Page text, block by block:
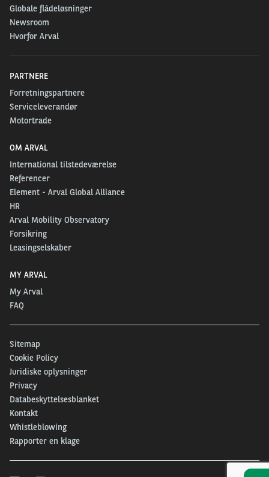
Globale flådeløsninger
Newsroom
Hvorfor Arval
PARTNERE
Forretningspartnere
Serviceleverandør
Motortrade
OM ARVAL
International tilstedeværelse
Referencer
Element - Arval Global Alliance
HR
Arval Mobility Observatory
Forsikring
Leasingselskaber
MY ARVAL
My Arval
FAQ
Sitemap
Cookie Policy
Juridiske oplysninger
Privacy
Databeskyttelsesblanket
Kontakt
Whistleblowing
Rapporter en klage